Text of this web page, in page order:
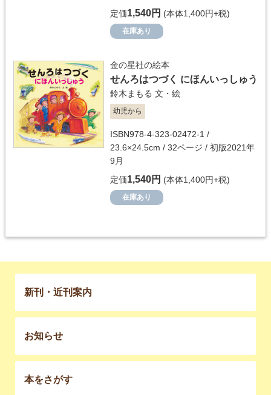
定価1,540円 (本体1,400円+税)
在庫あり
金の星社の絵本
せんろはつづく にほんいっしゅう
鈴木まもる 文・絵
幼児から
ISBN978-4-323-02472-1 /
23.6×24.5cm / 32ページ / 初版2021年
9月
定価1,540円 (本体1,400円+税)
在庫あり
新刊・近刊案内
お知らせ
本をさがす